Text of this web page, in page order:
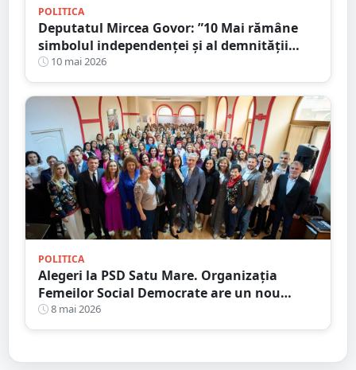
POLITICA
Deputatul Mircea Govor: ”10 Mai rămâne
simbolul independenței și al demnității
naționale”
10 mai 2026
POLITICA
Alegeri la PSD Satu Mare. Organizația
Femeilor Social Democrate are un nou
președinte
8 mai 2026